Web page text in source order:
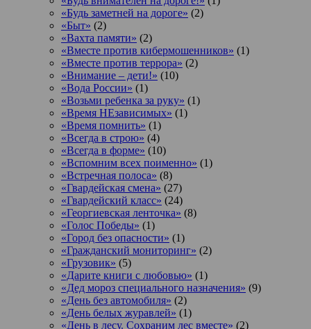
«Будь заметней на дороге» (2)
«Быт» (2)
«Вахта памяти» (2)
«Вместе против кибермошенников» (1)
«Вместе против террора» (2)
«Внимание – дети!» (10)
«Вода России» (1)
«Возьми ребенка за руку» (1)
«Время НЕзависимых» (1)
«Время помнить» (1)
«Всегда в строю» (4)
«Всегда в форме» (10)
«Вспомним всех поименно» (1)
«Встречная полоса» (8)
«Гвардейская смена» (27)
«Гвардейский класс» (24)
«Георгиевская ленточка» (8)
«Голос Победы» (1)
«Город без опасности» (1)
«Гражданский мониторинг» (2)
«Грузовик» (5)
«Дарите книги с любовью» (1)
«Дед мороз специального назначения» (9)
«День без автомобиля» (2)
«День белых журавлей» (1)
«День в лесу. Сохраним лес вместе» (2)